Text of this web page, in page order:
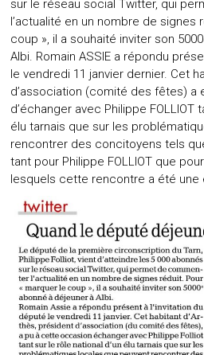
sur le réseau social Twitter, qui
l’actualité en un nombre de signes
coup », il a souhaité inviter son
Albi. Romain ASSIE a répondu
le vendredi 11 janvier dernier. Cet
d’association (comité des fêtes)
d’échanger avec Philippe FOLLIOT
élu tarnais que sur les
rencontrer des concitoyens tels
tant pour Philippe FOLLIOT que
lesquels cette rencontre a été une